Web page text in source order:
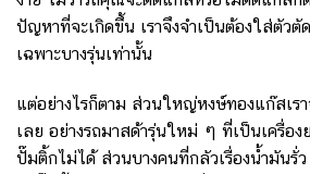
ปัญหาที่จะเกิดขึ้น เราจึงจำเป็นต้องใส่ตัว
เฉพาะบางรุ่นเท่านั้น
แต่อย่างไรก็ตาม ส่วนใหญ่หงษ์ทองแก๊สเร
เลย อย่างรถมาสด้ารุ่นใหม่ ๆ ที่เป็นเครื่อ
ปั๊มติ้กไม่ได้ ส่วนบางคนที่กลัวเรื่องน้ำมันรั่ว